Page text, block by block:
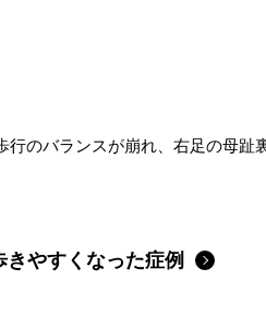
のバランスが崩れ、右足の母趾
きやすくなった症例